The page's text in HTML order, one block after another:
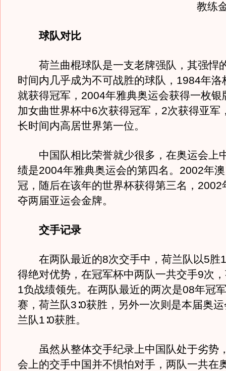
教练
球队对比
荷兰曲棍球队是一支老牌强队，其强悍
时间内几乎成为不可战胜的球队，1984年洛
就获得冠军，2004年雅典奥运会获得一枚银
加女曲世界杯中6次获得冠军，2次获得亚军
长时间内高居世界第一位。
中国队相比荣誉就少很多，在奥运会上
绩是2004年雅典奥运会的第四名。2002年
冠，随后在该年的世界杯获得第三名，2002
夺两届亚运会金牌。
交手记录
在两队最近的8次交手中，荷兰队以5胜
得绝对优势，在冠军杯中两队一共交手9次
1负战绩领先。在两队最近的两次是08年冠
赛，荷兰队3∶0获胜，另外一次则是本届奥
兰队1∶0获胜。
虽然从整体交手纪录上中国队处于劣势
会上的交手中国并不惧怕对手，两队一共在